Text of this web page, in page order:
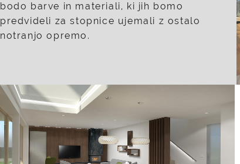
bodo barve in materiali, ki jih bomo
predvideli za stopnice ujemali z ostalo
notranjo opremo.